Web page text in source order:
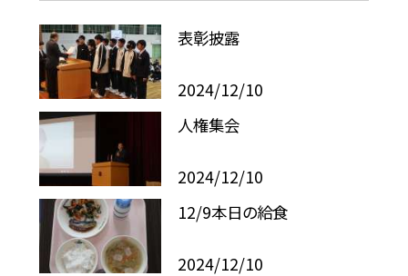
表彰披露
2024/12/10
人権集会
2024/12/10
12/9本日の給食
2024/12/10